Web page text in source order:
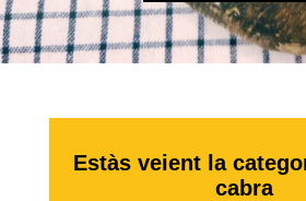
Estàs veient la
cabra